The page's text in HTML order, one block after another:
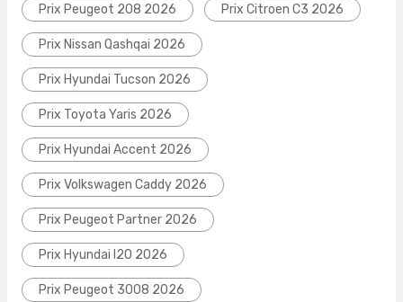
Prix Peugeot 208 2026 Prix Citroen C3 2026
Prix Nissan Qashqai 2026
Prix Hyundai Tucson 2026
Prix Toyota Yaris 2026
Prix Hyundai Accent 2026
Prix Volkswagen Caddy 2026
Prix Peugeot Partner 2026
Prix Hyundai I20 2026
Prix Peugeot 3008 2026